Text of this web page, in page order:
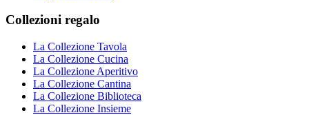
Collezioni regalo
La Collezione Tavola
La Collezione Cucina
La Collezione Aperitivo
La Collezione Cantina
La Collezione Biblioteca
La Collezione Insieme